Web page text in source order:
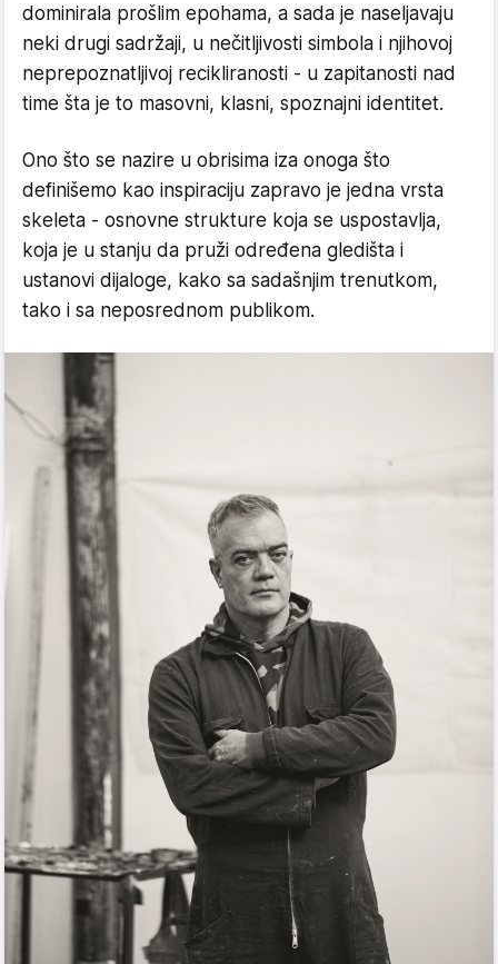
dominirala prošlim epohama, a sada je naseljavaju
neki drugi sadržaji, u nečitljivosti simbola i njihovoj
neprepoznatljivoj recikliranosti - u zapitanosti nad
time šta je to masovni, klasni, spoznajni identitet.
Ono što se nazire u obrisima iza onoga što
definišemo kao inspiraciju zapravo je jedna vrsta
skeleta - osnovne strukture koja se uspostavlja,
koja je u stanju da pruži određena gledišta i
ustanovi dijaloge, kako sa sadašnjim trenutkom,
tako i sa neposrednom publikom.